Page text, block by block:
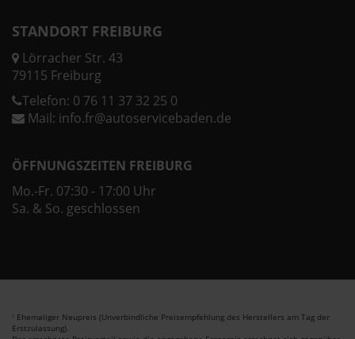
STANDORT FREIBURG
Lörracher Str. 43
79115 Freiburg
Telefon: 0 76 11 37 32 25 0
Mail: info.fr@autoservicebaden.de
ÖFFNUNGSZEITEN FREIBURG
Mo.-Fr. 07:30 - 17:00 Uhr
Sa. & So. geschlossen
1 Ehemaliger Neupreis (Unverbindliche Preisempfehlung des Herstellers am Tag der
Erstzulassung).